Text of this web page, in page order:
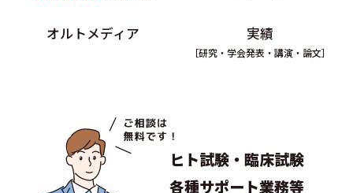
および当該従業員・役員が取り扱う個人データの範囲を明確化し、法や取扱規程に違反している事実ま
たは兆候を把握した場合の責任者への報告連絡体制を整備しています。また、就業規則等において個人
データの安全管理に係る取扱規程を定め、個人データの取扱状況を確認できる手段を整備するととも
(オ) 物理的安全管理措置
個人データを取り扱う重要な機器類の設置場所において、従業員・役員の入退室管理および持ち込む機
器等の制限を行うとともに、権限を有しない者による個人データの閲覧を防止する措置を実施していま
(カ) 技術的安全管理措置
アクセス制御を実施して、取扱者および取り扱う個人情報データベース等の範囲を限定しています。ま
オルトメディア 実績
［研究・学会発表・講演・論文］
ヒト試験・臨床試験
各種サポート業務等